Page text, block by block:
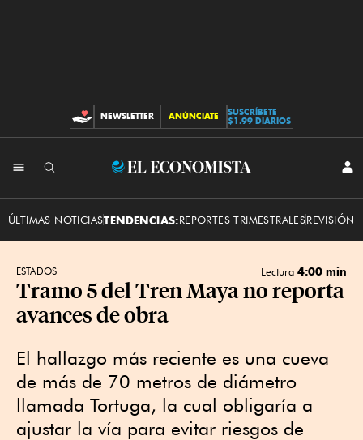
CONTRIBUCIONES
NEWSLETTER ANÚNCIATE
SUSCRÍBETE
$1.99 DIARIOS
El
ÚLTIMAS NOTICIASTENDENCIAS:REPORTES TRIMESTRALESREVISIÓN
ESTADOS Lectura 4:00 min
Tramo 5 del Tren Maya no reporta
avances de obra
El hallazgo más reciente es una cueva
de más de 70 metros de diámetro
llamada Tortuga, la cual obligaría a
ajustar la vía para evitar riesgos de